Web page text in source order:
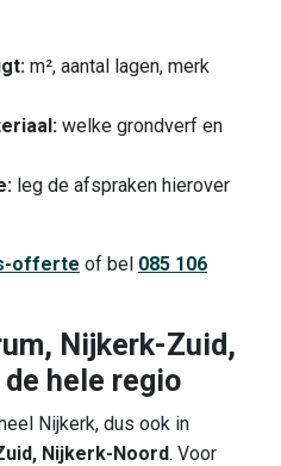
m², aantal lagen, merk
welke grondverf en
leg de afspraken hierover
offerte of bel 085 106
Nijkerk-Zuid,
hele regio
Nijkerk, dus ook in
Nijkerk-Noord. Voor